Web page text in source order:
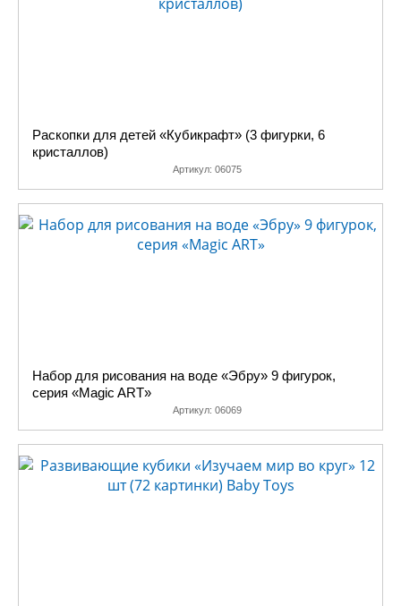
Раскопки для детей «Кубикрафт» (3 фигурки, 6
кристаллов)
Артикул: 06075
Набор для рисования на воде «Эбру» 9 фигурок,
серия «Magic ART»
Артикул: 06069